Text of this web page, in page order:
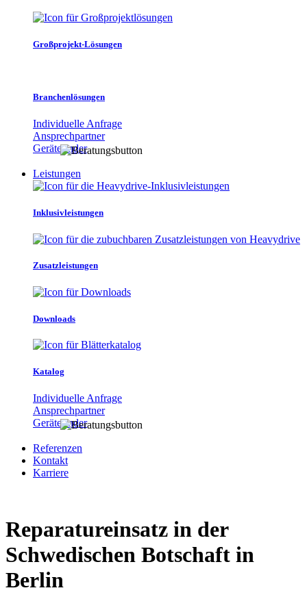
Großprojekt-Lösungen
Branchenlösungen
Individuelle Anfrage
Ansprechpartner
Gerätefinder
Leistungen
Inklusivleistungen
Zusatzleistungen
Downloads
Katalog
Individuelle Anfrage
Ansprechpartner
Gerätefinder
Referenzen
Kontakt
Karriere
Reparatureinsatz in der
Schwedischen Botschaft in
Berlin